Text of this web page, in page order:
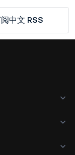
中文 RSS